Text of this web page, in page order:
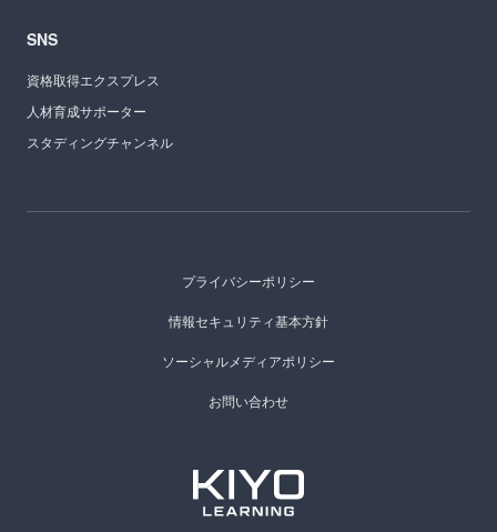
SNS
資格取得エクスプレス
人材育成サポーター
スタディングチャンネル
プライバシーポリシー
情報セキュリティ基本方針
ソーシャルメディアポリシー
お問い合わせ